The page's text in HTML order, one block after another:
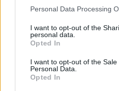
negar su consentimiento. Tenga
de su consentimiento, pero
rechazar tal procesamiento.
cualquier momento entrando de
visitando nuestra política de
Personal Data Processing
I want to opt-out of the
personal data.
Opted In
I want to opt-out of the Sale
Personal Data.
Opted In